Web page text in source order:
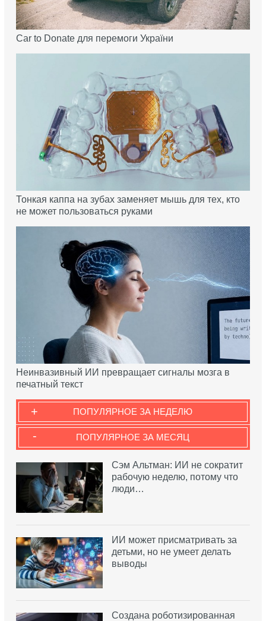
Car to Donate для перемоги України
Тонкая каппа на зубах заменяет мышь для тех, кто
не может пользоваться руками
Неинвазивный ИИ превращает сигналы мозга в
печатный текст
ПОПУЛЯРНОЕ ЗА НЕДЕЛЮ
+
ПОПУЛЯРНОЕ ЗА МЕСЯЦ
-
Сэм Альтман: ИИ не сократит
рабочую неделю, потому что
люди…
ИИ может присматривать за
детьми, но не умеет делать
выводы
Создана роботизированная